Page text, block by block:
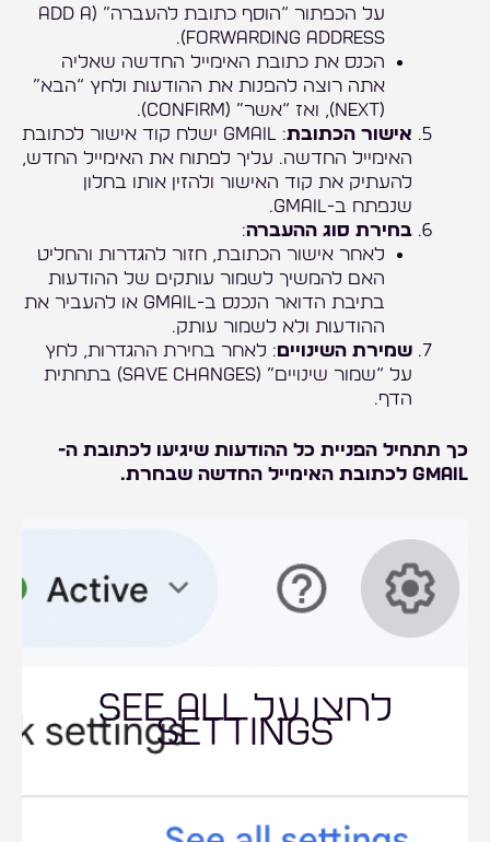
על הכפתור “הוסף כתובת להעברה” (Add a
forwarding address).
הכנס את כתובת האימייל החדשה שאליה
אתה רוצה להפנות את ההודעות ולחץ “הבא”
(Next), ואז “אשר” (Confirm).
אישור הכתובת
: Gmail ישלח קוד אישור לכתובת
האימייל החדשה. עליך לפתוח את האימייל החדש,
להעתיק את קוד האישור ולהזין אותו בחלון
שנפתח ב-Gmail.
בחירת סוג ההעברה:
לאחר אישור הכתובת, חזור להגדרות והחליט
האם להמשיך לשמור עותקים של ההודעות
בתיבת הדואר הנכנס ב-Gmail או להעביר את
ההודעות ולא לשמור עותק.
שמירת השינויים: לאחר בחירת ההגדרות, לחץ
על “שמור שינויים” (Save changes) בתחתית
הדף.
כך תתחיל הפניית כל ההודעות שיגיעו לכתובת ה-
Gmail לכתובת האימייל החדשה שבחרת.
לחצו על see all
settings